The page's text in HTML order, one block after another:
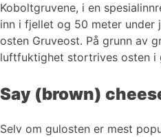
Koboltgruvene, i en
inn i fjellet og 50 meter under
osten Gruveost. På grunn av
luftfuktighet stortrives osten i
Say (brown)
Selv om gulosten er mest